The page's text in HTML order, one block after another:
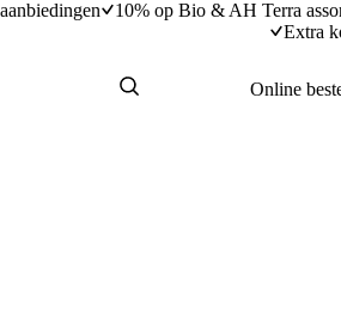
10% op Bio & AH Terra
Extra
Online